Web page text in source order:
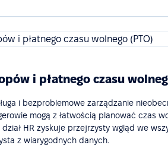
i płatnego czasu
i bezproblemowe zarządzanie
mogą z łatwością planować czas
HR zyskuje przejrzysty wgląd we
z wiarygodnych danych.